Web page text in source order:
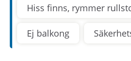
Hiss finns, rymmer
Ej balkong